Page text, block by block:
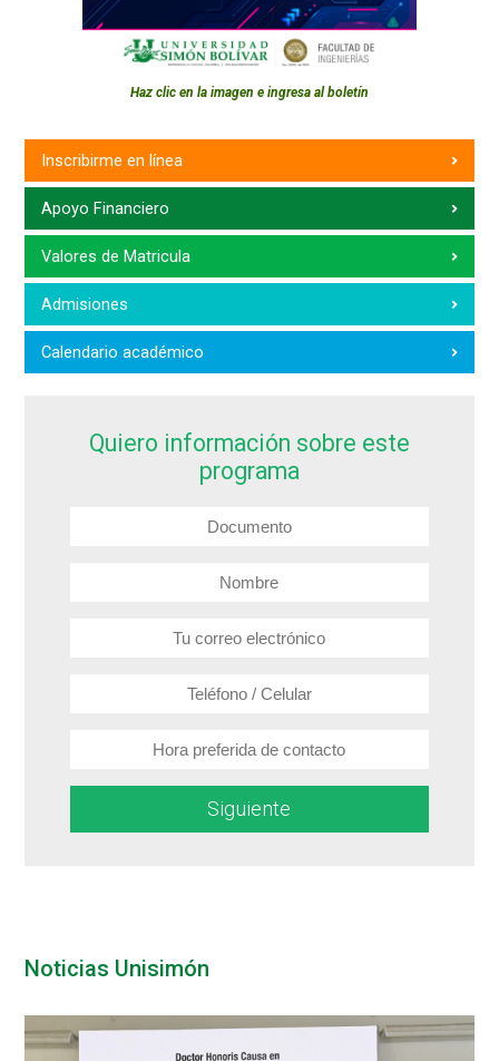
Haz clic en la imagen e ingresa al boletín
Inscribirme en línea
Apoyo Financiero
Valores de Matricula
Admisiones
Calendario académico
Quiero información sobre este
programa
Siguiente
Noticias Unisimón